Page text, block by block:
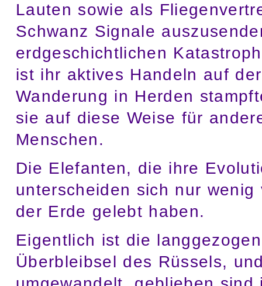
Lauten sowie als
Schwanz Signale
erdgeschichtlichen
ist ihr aktives Handeln auf
Wanderung in Herden
sie auf diese Weise für
Menschen.
Die Elefanten, die ihre
unterscheiden sich nur
der Erde gelebt haben.
Eigentlich ist die
Überbleibsel des Rüssels,